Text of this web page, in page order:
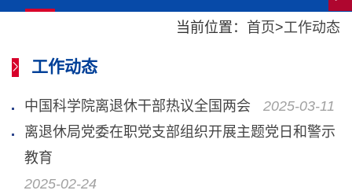
当前位置： 首页>工作动态
工作动态
中国科学院离退休干部热议全国两会
2025-03-11
离退休局党委在职党支部组织开展主题党日和警示
教育
2025-02-24